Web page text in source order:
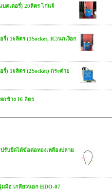
ตเตอรี่) 20ลิตร ไก่แจ้
) 16ลิตร (1Socket, IC)นกเงือก
) 16ลิตร (2Socket) กระต่าย
กข้าง 16 ลิตร
รับยืดได้ข้อต่อทองเหลืองปลาย
มือ เกลียวนอก HDO-07